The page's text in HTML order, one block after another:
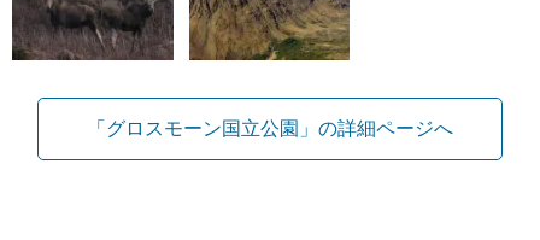
「グロスモーン国立公園」の詳細ページへ